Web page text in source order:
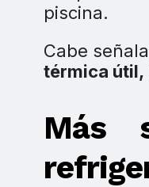
piscina.
Cabe
térmica útil,
Más